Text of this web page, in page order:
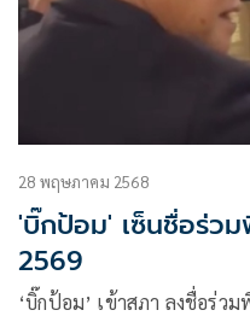
28 พฤษภาคม 2568
'บิ๊กป้อม' เซ็นชื่อร่ว
2569
‘บิ๊กป้อม’ เข้าสภา ลงชื่อร่ว